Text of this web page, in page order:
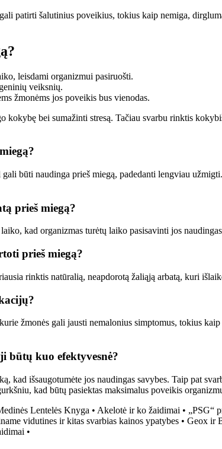
patirti šalutinius poveikius, tokius kaip nemiga,
leisdami organizmui pasiruošti.
veiksnių.
žmonėms jos poveikis bus vienodas.
kokybę bei sumažinti stresą. Tačiau svarbu rinktis
būti naudinga prieš miegą, padedanti lengviau
prieš miegą?
kad organizmas turėtų laiko pasisavinti jos
prieš miegą?
rinktis natūralią, neapdorotą žaliąją arbatą, kuri
žmonės gali jausti nemalonius simptomus, tokius
būtų kuo efektyvesnė?
kad išsaugotumėte jos naudingas savybes. Taip pat
kad būtų pasiektas maksimalus poveikis
Lentelės Knyga • Akelotė ir ko žaidimai • „PSG“
vidutines ir kitas svarbias kainos ypatybes • Geox ir
•